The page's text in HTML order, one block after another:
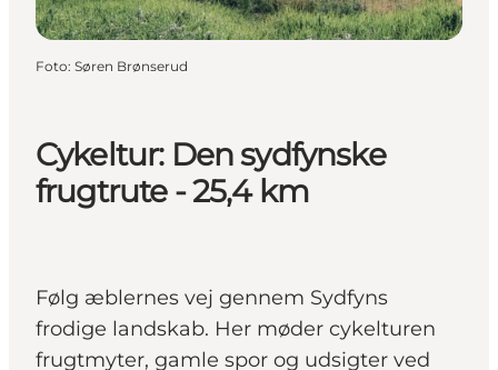
Cykeltur: Den sydfynske
frugtrute - 25,4 km
Følg æblernes vej gennem Sydfyns
frodige landskab. Her møder cykelturen
frugtmyter, gamle spor og udsigter ved
Foto: Søren Brønserud